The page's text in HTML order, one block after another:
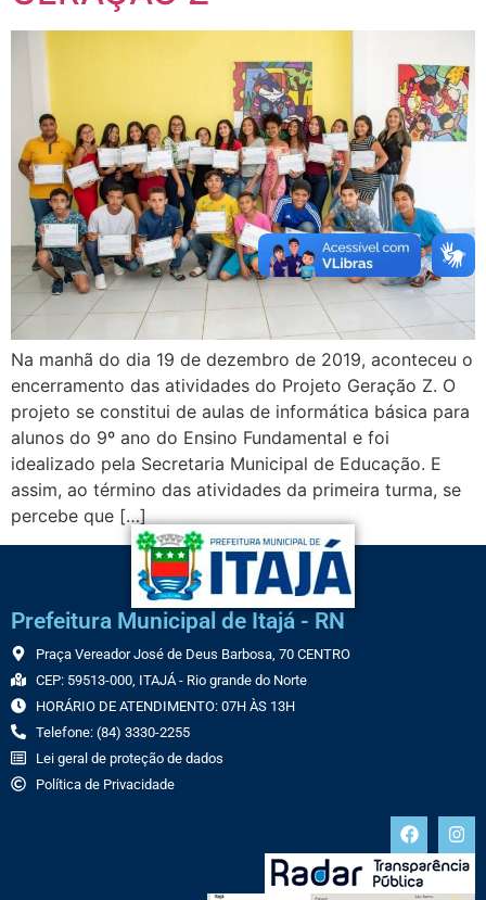
Na manhã do dia 19 de dezembro de 2019, aconteceu o
encerramento das atividades do Projeto Geração Z. O
projeto se constitui de aulas de informática básica para
alunos do 9º ano do Ensino Fundamental e foi
idealizado pela Secretaria Municipal de Educação. E
assim, ao término das atividades da primeira turma, se
percebe que […]
Prefeitura Municipal de Itajá - RN
Praça Vereador José de Deus Barbosa, 70 CENTRO
CEP: 59513-000, ITAJÁ - Rio grande do Norte
HORÁRIO DE ATENDIMENTO: 07H ÀS 13H
Telefone: (84) 3330-2255
Lei geral de proteção de dados
Política de Privacidade